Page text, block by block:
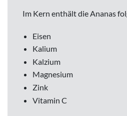
Im Kern enthält die Ananas
Eisen
Kalium
Kalzium
Magnesium
Zink
Vitamin C